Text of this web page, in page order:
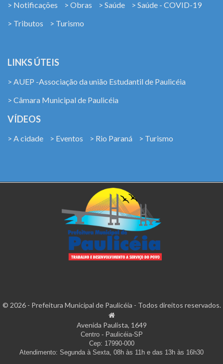
> Notificações
> Obras > Saúde
> Saúde - COVID-19
> Tributos
> Turismo
LINKS ÚTEIS
> AUEP -Associação da união Estudantil de Paulicéia
> Câmara Municipal de Paulicéia
VÍDEOS
> A cidade > Eventos > Rio Paraná > Turismo
© 2026 - Prefeitura Municipal de Paulicéia - Todos direitos reservados.
Avenida Paulista, 1649
Centro - Paulicéia-SP
Cep: 17990-000
Atendimento: Segunda à Sexta, 08h às 11h e das 13h às 16h30